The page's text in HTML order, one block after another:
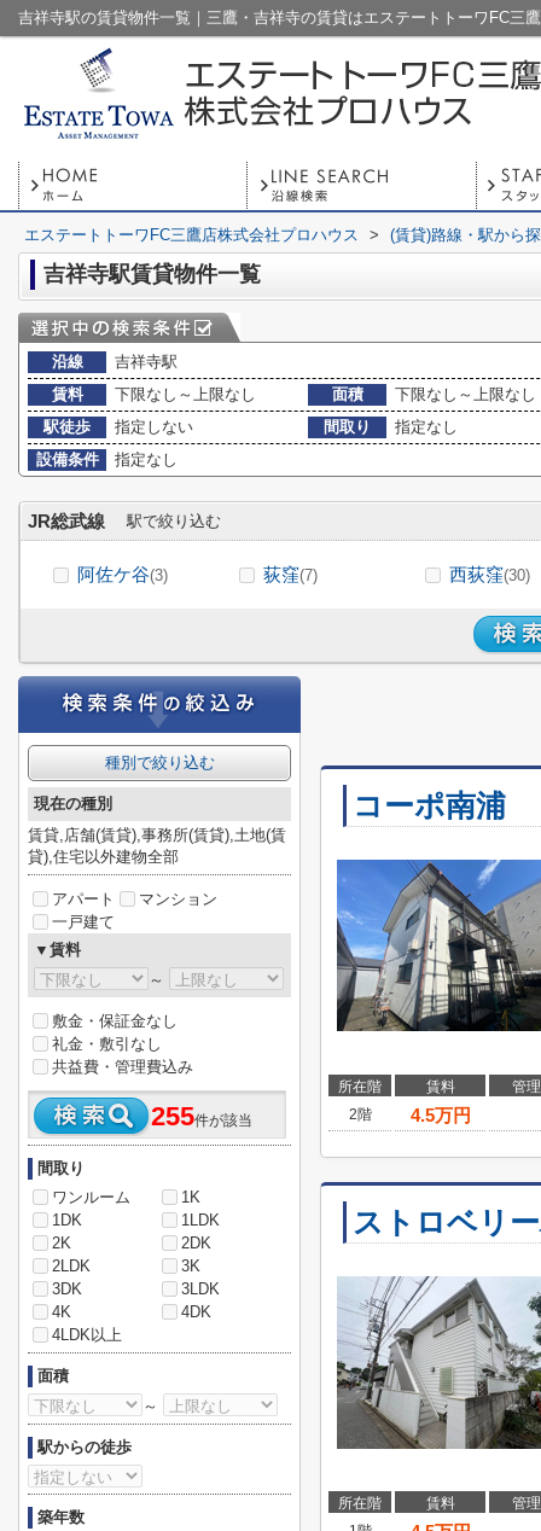
吉祥寺駅の賃貸物件一覧｜三鷹・吉祥寺の賃貸はエステートトーワFC三
エステートトーワFC三鷹店株式会社プロハウス > (賃貸)路線・駅から
吉祥寺駅賃貸物件一覧
沿線
吉祥寺駅
賃料
下限なし～上限なし 面積
下限なし～上限なし
駅徒歩
指定しない 間取り
指定なし
設備条件
指定なし
JR総武線 駅で絞り込む
阿佐ケ谷(3) 荻窪(7) 西荻窪(30)
コーポ南浦
所在階 賃料
管
2階
4.5万円
ストロベリ
所在階 賃料
管
種別で絞り込む
現在の種別
賃貸,店舗(賃貸),事務所(賃貸),土地(賃
貸),住宅以外建物全部
アパート
マンション
一戸建て
▼賃料
～
敷金・保証金なし
礼金・敷引なし
共益費・管理費込み
255件が該当
間取り
ワンルーム
1K
1DK
1LDK
2K
2DK
2LDK
3K
3DK
3LDK
4K
4DK
4LDK以上
面積
～
駅からの徒歩
築年数